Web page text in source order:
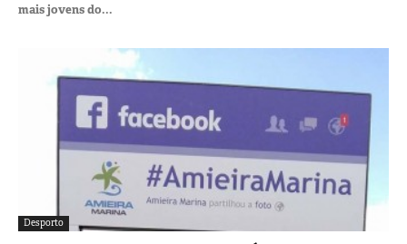
mais jovens do...
Desporto